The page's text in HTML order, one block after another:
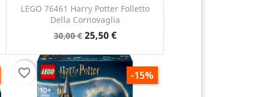
LEGO 76461 Harry Potter Folletto
Della Cornovaglia
30,00 € 25,50 €
Anteprima
-15%
favorite_border